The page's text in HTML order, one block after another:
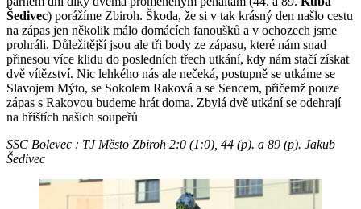
Šedivec) porážíme Zbiroh. Škoda, že si v tak krásný den našlo cestu
na zápas jen několik málo domácích fanoušků a v ochozech jsme
prohráli. Důležitější jsou ale tři body ze zápasu, které nám snad
přinesou více klidu do posledních třech utkání, kdy nám stačí získat
dvě vítězství. Nic lehkého nás ale nečeká, postupně se utkáme se
Slavojem Mýto, se Sokolem Raková a se Sencem, přičemž pouze
zápas s Rakovou budeme hrát doma. Zbylá dvě utkání se odehrají
na hřištích našich soupeřů
SSC Bolevec : TJ Město Zbiroh 2:0 (1:0), 44 (p). a 89 (p). Jakub
Šedivec